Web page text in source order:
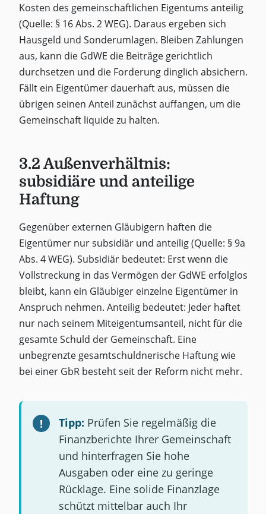
Kosten des gemeinschaftlichen Eigentums anteilig
(Quelle: § 16 Abs. 2 WEG). Daraus ergeben sich
Hausgeld und Sonderumlagen. Bleiben Zahlungen
aus, kann die GdWE die Beiträge gerichtlich
durchsetzen und die Forderung dinglich absichern.
Fällt ein Eigentümer dauerhaft aus, müssen die
übrigen seinen Anteil zunächst auffangen, um die
Gemeinschaft liquide zu halten.
3.2 Außenverhältnis:
subsidiäre und anteilige
Haftung
Gegenüber externen Gläubigern haften die
Eigentümer nur subsidiär und anteilig (Quelle: § 9a
Abs. 4 WEG). Subsidiär bedeutet: Erst wenn die
Vollstreckung in das Vermögen der GdWE erfolglos
bleibt, kann ein Gläubiger einzelne Eigentümer in
Anspruch nehmen. Anteilig bedeutet: Jeder haftet
nur nach seinem Miteigentumsanteil, nicht für die
gesamte Schuld der Gemeinschaft. Eine
unbegrenzte gesamtschuldnerische Haftung wie
bei einer GbR besteht seit der Reform nicht mehr.
Tipp: Prüfen Sie regelmäßig die
Finanzberichte Ihrer Gemeinschaft
und hinterfragen Sie hohe
Ausgaben oder eine zu geringe
Rücklage. Eine solide Finanzlage
schützt mittelbar auch Ihr